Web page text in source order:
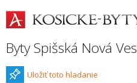
Byty Spišská Nová Ves
Uložiť toto hladanie